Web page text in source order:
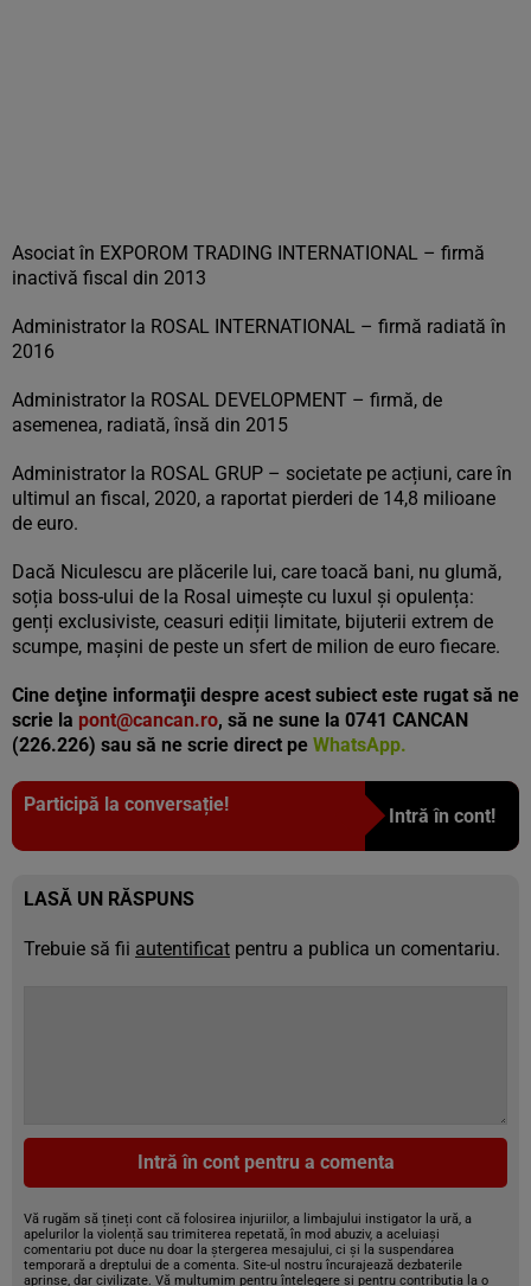
Asociat în EXPOROM TRADING INTERNATIONAL – firmă
inactivă fiscal din 2013
Administrator la ROSAL INTERNATIONAL – firmă radiată în
2016
Administrator la ROSAL DEVELOPMENT – firmă, de
asemenea, radiată, însă din 2015
Administrator la ROSAL GRUP – societate pe acțiuni, care în
ultimul an fiscal, 2020, a raportat pierderi de 14,8 milioane
de euro.
Dacă Niculescu are plăcerile lui, care toacă bani, nu glumă,
soția boss-ului de la Rosal uimește cu luxul și opulența:
genți exclusiviste, ceasuri ediții limitate, bijuterii extrem de
scumpe, mașini de peste un sfert de milion de euro fiecare.
Cine deţine informaţii despre acest subiect este rugat să ne
scrie la pont@cancan.ro, să ne sune la 0741 CANCAN
(226.226) sau să ne scrie direct pe WhatsApp.
Participă la conversație!
Intră în cont!
LASĂ UN RĂSPUNS
Trebuie să fii autentificat pentru a publica un comentariu.
Intră în cont pentru a comenta
Vă rugăm să țineți cont că folosirea injuriilor, a limbajului instigator la ură, a
apelurilor la violență sau trimiterea repetată, în mod abuziv, a aceluiași
comentariu pot duce nu doar la ștergerea mesajului, ci și la suspendarea
temporară a dreptului de a comenta. Site-ul nostru încurajează dezbaterile
aprinse, dar civilizate. Vă mulțumim pentru înțelegere și pentru contribuția la o